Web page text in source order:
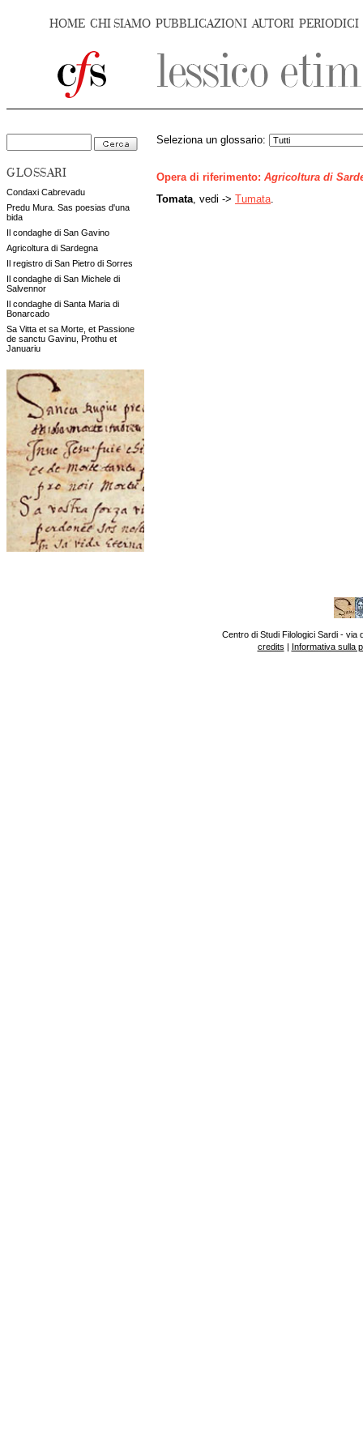
HOME CHI SIAMO PUBBLICAZIONI AUTORI PERIODICI
GLOSSARI
Condaxi Cabrevadu
Predu Mura. Sas poesias d'una
bida
Il condaghe di San Gavino
Agricoltura di Sardegna
Il registro di San Pietro di Sorres
Il condaghe di San Michele di
Salvennor
Il condaghe di Santa Maria di
Bonarcado
Sa Vitta et sa Morte, et Passione
de sanctu Gavinu, Prothu et
Januariu
Seleziona un glossario:
Opera di riferimento: Agricoltura di
Tomata , vedi -> Tumata
Centro di Studi Filologici Sardi - via
credits | Informativa sulla